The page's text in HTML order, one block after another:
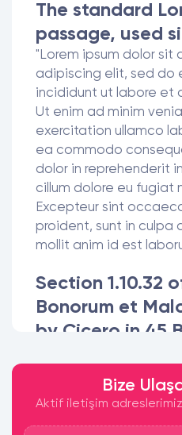
The standard
passage, used
"Lorem ipsum dolor sit
adipiscing elit, sed do
incididunt ut labore et
Ut enim ad minim
exercitation ullamco
ea commodo
dolor in reprehenderit
cillum dolore eu fugiat
Excepteur sint
proident, sunt in culpa
mollit anim id est
Section 1.10.32
Bonorum et
by Cicero in 45
doloremque
eaque ipsa quae ab
quasi architecto
Bize
Aktif iletişim